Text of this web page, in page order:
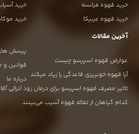
خرید قهوه فرانسه
خرید قهوه عربیکا
خرید
خرید
آخرین مقالات
عوارض قهوه اسپرسو چیست
آیا قهوه خونریزی قاعدگی را زیاد میکند
تاثیر مصرف قهوه اسپرسو برای درمان زود انزالی
کدام گیاهان از تفاله قهوه آسیب می‌بینند
پرسش
قوانین و
درباره ما